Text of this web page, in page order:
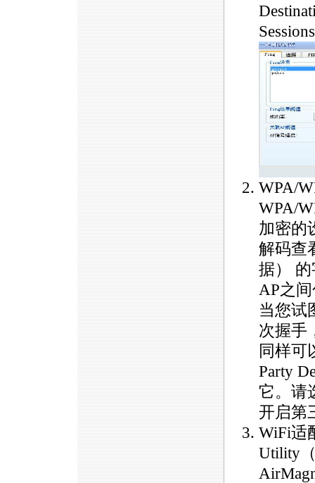
WPA/
WPA/
加密的
解码查
据）
AP之
当您试
次握手
同样可
Party
它。请
开启第
WiFi适
Utility